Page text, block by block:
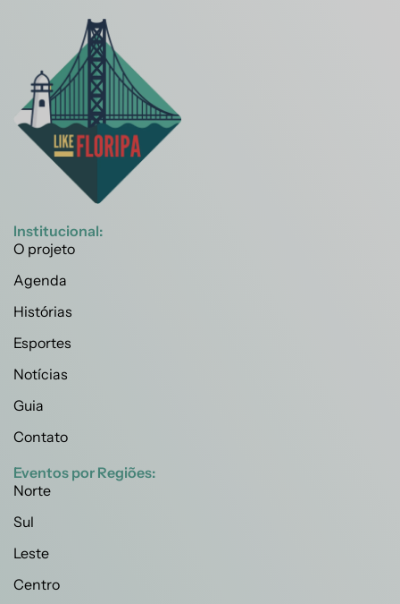
Institucional:
O projeto
Agenda
Histórias
Esportes
Notícias
Guia
Contato
Eventos por Regiões:
Norte
Sul
Leste
Centro